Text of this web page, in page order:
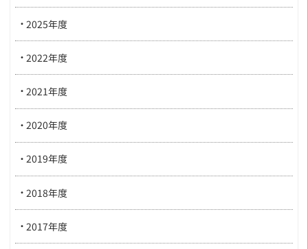
2025年度
2022年度
2021年度
2020年度
2019年度
2018年度
2017年度